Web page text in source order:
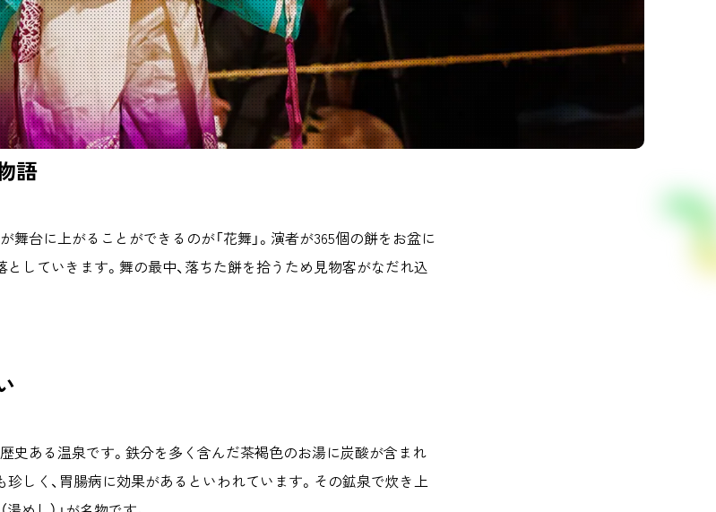
語
舞台に上がることができるのが「花舞」。演者が365個の餅をお盆に
としていきます。舞の最中、落ちた餅を拾うため見物客がなだれ込
史ある温泉です。鉄分を多く含んだ茶褐色のお湯に炭酸が含まれ
珍しく、胃腸病に効果があるといわれています。その鉱泉で炊き上